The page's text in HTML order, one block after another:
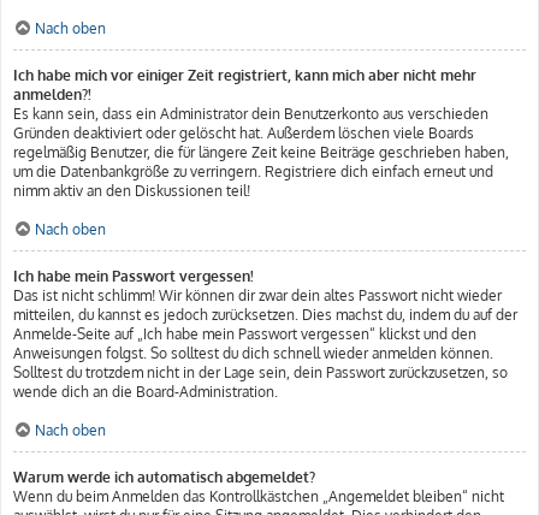
Nach oben
Ich habe mich vor einiger Zeit registriert, kann mich aber nicht mehr
anmelden?!
Es kann sein, dass ein Administrator dein Benutzerkonto aus verschieden
Gründen deaktiviert oder gelöscht hat. Außerdem löschen viele Boards
regelmäßig Benutzer, die für längere Zeit keine Beiträge geschrieben haben,
um die Datenbankgröße zu verringern. Registriere dich einfach erneut und
nimm aktiv an den Diskussionen teil!
Nach oben
Ich habe mein Passwort vergessen!
Das ist nicht schlimm! Wir können dir zwar dein altes Passwort nicht wieder
mitteilen, du kannst es jedoch zurücksetzen. Dies machst du, indem du auf der
Anmelde-Seite auf „Ich habe mein Passwort vergessen“ klickst und den
Anweisungen folgst. So solltest du dich schnell wieder anmelden können.
Solltest du trotzdem nicht in der Lage sein, dein Passwort zurückzusetzen, so
wende dich an die Board-Administration.
Nach oben
Warum werde ich automatisch abgemeldet?
Wenn du beim Anmelden das Kontrollkästchen „Angemeldet bleiben“ nicht